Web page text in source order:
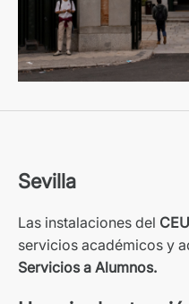
Sevilla
Las instalaciones del
servicios académicos y
Servicios a Alumnos.